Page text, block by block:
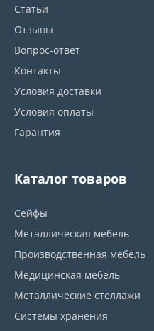
Статьи
Отзывы
Вопрос-ответ
Контакты
Условия доставки
Условия оплаты
Гарантия
Каталог товаров
Сейфы
Металлическая мебель
Производственная мебель
Медицинская мебель
Металлические стеллажи
Системы хранения